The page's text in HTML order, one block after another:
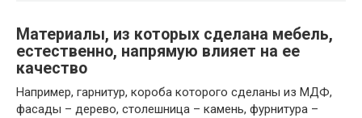
Материалы, из которых сделана мебель,
естественно, напрямую влияет на ее
качество
Например, гарнитур, короба которого сделаны из МДФ,
фасады – дерево, столешница – камень, фурнитура –